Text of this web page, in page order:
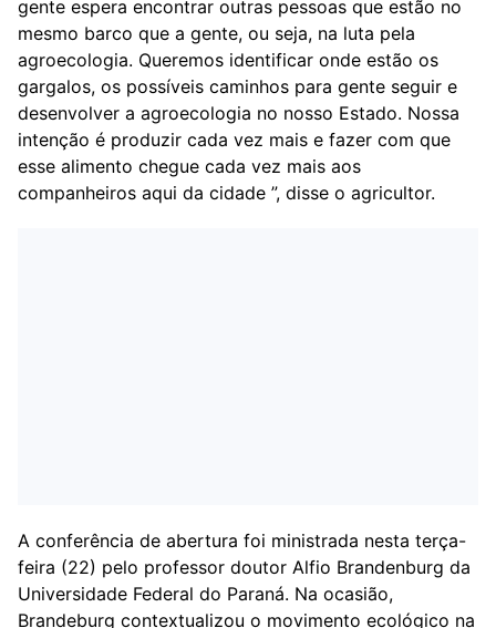
gente espera encontrar outras pessoas que estão no
mesmo barco que a gente, ou seja, na luta pela
agroecologia. Queremos identificar onde estão os
gargalos, os possíveis caminhos para gente seguir e
desenvolver a agroecologia no nosso Estado. Nossa
intenção é produzir cada vez mais e fazer com que
esse alimento chegue cada vez mais aos
companheiros aqui da cidade ”, disse o agricultor.
A conferência de abertura foi ministrada nesta terça-
feira (22) pelo professor doutor Alfio Brandenburg da
Universidade Federal do Paraná. Na ocasião,
Brandeburg contextualizou o movimento ecológico na